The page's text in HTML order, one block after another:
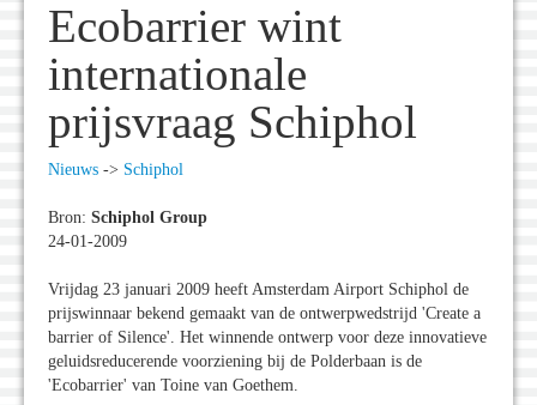
Ecobarrier wint
internationale
prijsvraag Schiphol
Nieuws -> Schiphol
Bron: Schiphol Group
24-01-2009
Vrijdag 23 januari 2009 heeft Amsterdam Airport Schiphol de
prijswinnaar bekend gemaakt van de ontwerpwedstrijd 'Create a
barrier of Silence'. Het winnende ontwerp voor deze innovatieve
geluidsreducerende voorziening bij de Polderbaan is de
'Ecobarrier' van Toine van Goethem.